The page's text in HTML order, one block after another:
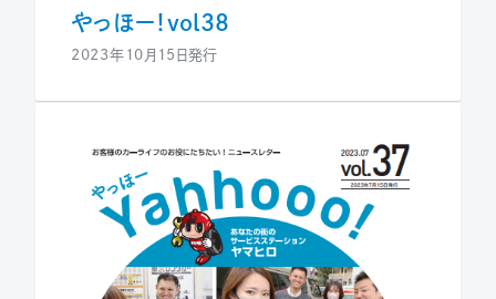
やっほー！vol38
2023年10月15日発行